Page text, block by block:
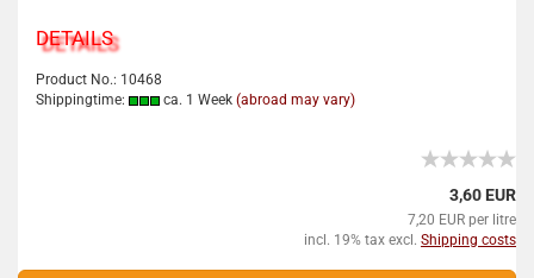
DETAILS
Product No.: 10468
Shippingtime:
ca. 1 Week (abroad may vary)
3,60 EUR
7,20 EUR per litre
incl. 19% tax excl. Shipping costs